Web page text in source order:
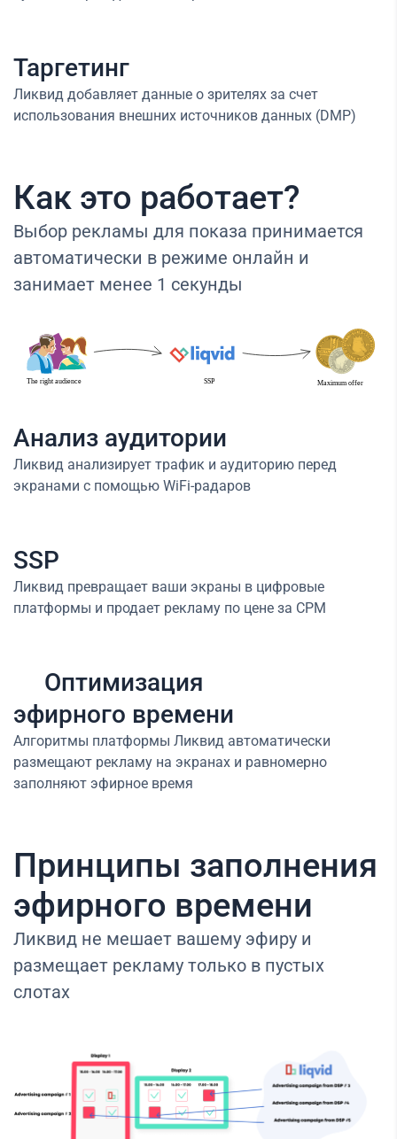
Таргетинг
Ликвид добавляет данные о зрителях за счет
использования внешних источников данных (DMP)
Как это работает?
Выбор рекламы для показа принимается
автоматически в режиме онлайн и
занимает менее 1 секунды
Анализ аудитории
Ликвид анализирует трафик и аудиторию перед
экранами с помощью WiFi-радаров
SSP
Ликвид превращает ваши экраны в цифровые
платформы и продает рекламу по цене за CPM
Оптимизация
эфирного времени
Алгоритмы платформы Ликвид автоматически
размещают рекламу на экранах и равномерно
заполняют эфирное время
Принципы заполнения
эфирного времени
Ликвид не мешает вашему эфиру и
размещает рекламу только в пустых
слотах